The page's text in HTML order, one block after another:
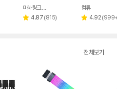
페이
마하링크 공식스토어
별 4.87 리
(815)
페이
컴튜
별 4.92 리
(
전체보기